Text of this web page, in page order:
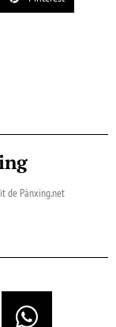
de Pànxing.net​